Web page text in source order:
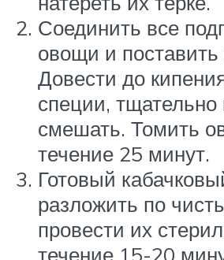
Соединить все
овощи и поставить
Довести до
специи, тщательно
смешать. Томить
течение 25 минут.
Готовый
разложить по
провести их
течение 15-20